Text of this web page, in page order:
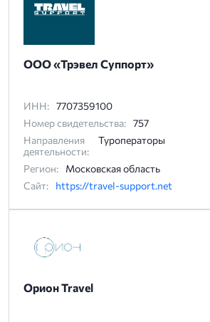
ООО «Трэвел Суппорт»
ИНН: 7707359100
Номер свидетельства: 757
Направления
деятельности:
Туроператоры
Регион:
Московская область
Сайт:
https://travel-support.net
Орион Travel